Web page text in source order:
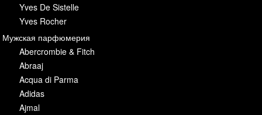
Yves De Sistelle
Yves Rocher
Мужская парфюмерия
Abercrombie & Fitch
Abraaj
Acqua di Parma
Adidas
Ajmal